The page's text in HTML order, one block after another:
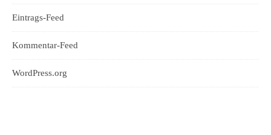
Eintrags-Feed
Kommentar-Feed
WordPress.org